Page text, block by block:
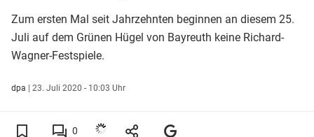
Zum ersten Mal seit Jahrzehnten beginnen an diesem 25.
Juli auf dem Grünen Hügel von Bayreuth keine Richard-
Wagner-Festspiele.
dpa | 23. Juli 2020 - 10:03 Uhr
0